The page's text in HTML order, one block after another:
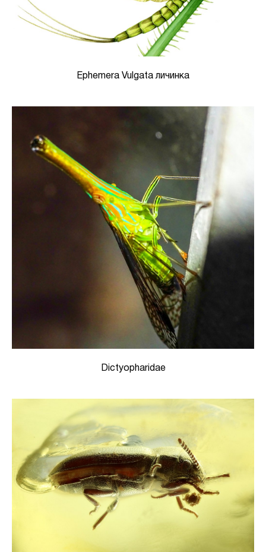
Ephemera Vulgata личинка
Dictyopharidae